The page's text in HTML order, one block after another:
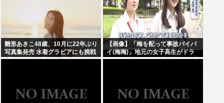
雛形あきこ48歳、10月に22年ぶり
写真集発売 水着グラビアにも挑戦
「なんと!!!」「おぉ~」「学生時
【画像】「梅を配って事故バイバ
イ(梅梅)」地元の女子高生がドラ
イバーに梅を配って安全運転を呼